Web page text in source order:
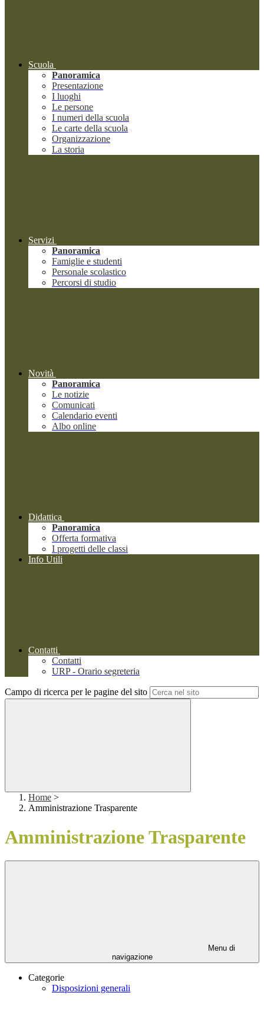
Scuola
Panoramica
Presentazione
I luoghi
Le persone
I numeri della scuola
Le carte della scuola
Organizzazione
La storia
Servizi
Panoramica
Famiglie e studenti
Personale scolastico
Percorsi di studio
Novità
Panoramica
Le notizie
Comunicati
Calendario eventi
Albo online
Didattica
Panoramica
Offerta formativa
I progetti delle classi
Info Utili
Contatti
Contatti
URP - Orario segreteria
Campo di ricerca per le pagine del sito
Home >
Amministrazione Trasparente
Amministrazione Trasparente
Menu di
navigazione
Categorie
Disposizioni generali